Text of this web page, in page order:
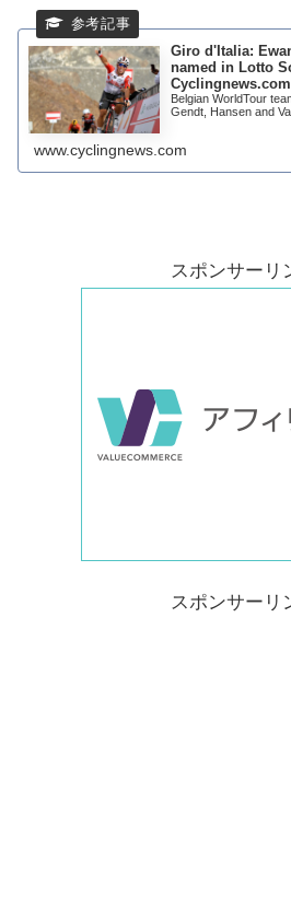
Giro d'Italia:
named in Lotto
Cyclingnews.com
Belgian WorldTour
Gendt, Hansen and
www.cyclingnews.com
スポンサーリ
スポンサーリ